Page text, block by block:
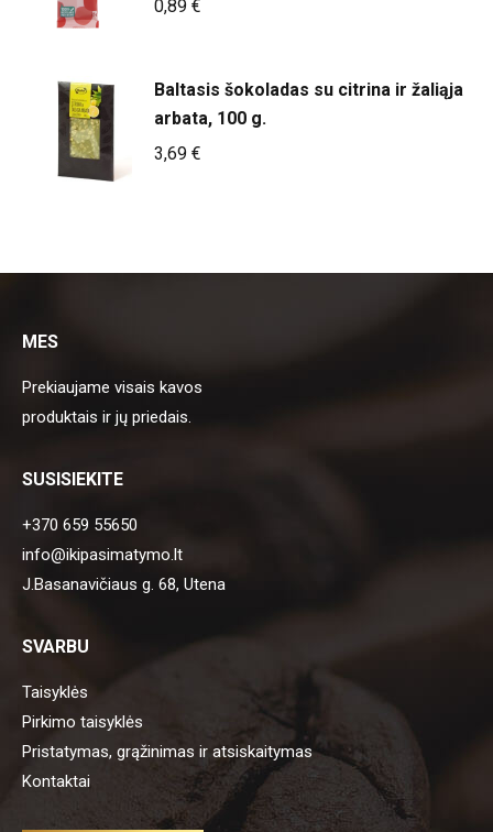
0,89 €
Baltasis šokoladas su citrina ir žaliąja
arbata, 100 g.
3,69 €
MES
Prekiaujame visais kavos
produktais ir jų priedais.
SUSISIEKITE
+370 659 55650
info@ikipasimatymo.lt
J.Basanavičiaus g. 68, Utena
SVARBU
Taisyklės
Pirkimo taisyklės
Pristatymas, grąžinimas ir atsiskaitymas
Kontaktai